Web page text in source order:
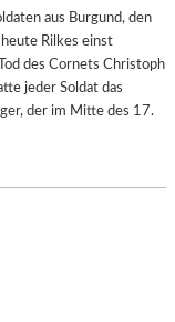
aus Burgund, den
Rilkes einst
des Cornets Christoph
jeder Soldat das
der im Mitte des 17.